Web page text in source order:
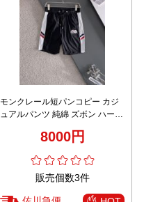
モンクレール短パンコピー カジ
ュアルパンツ 純綿 ズボン ハーフ
8000円
販売個数3件